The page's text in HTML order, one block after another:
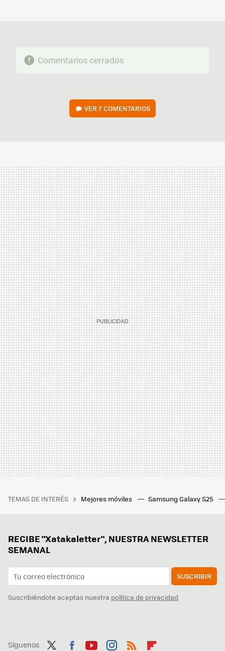
Comentarios cerrados
VER7 COMENTARIOS
TEMAS DE INTERÉS Mejores móviles Samsung Galaxy S25
RECIBE "Xatakaletter", NUESTRA NEWSLETTER
SEMANAL
SUSCRIBIR
Suscribiéndote aceptas nuestra política de privacidad
Síguenos